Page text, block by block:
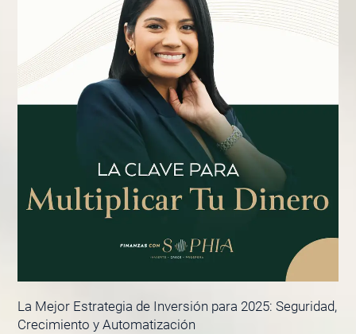
La Mejor Estrategia de Inversión para 2025: Seguridad,
Crecimiento y Automatización